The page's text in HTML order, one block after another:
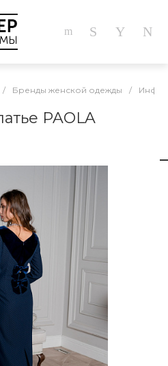
/ Бренды женской одежды /
PAOLA